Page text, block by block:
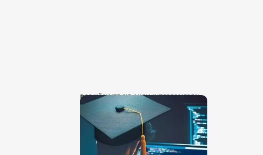
DAS KÖNNTE SIE AUCH INTERESSIEREN: